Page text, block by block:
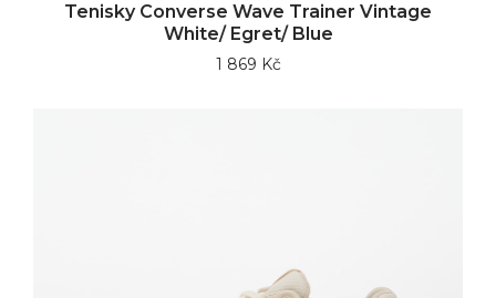
Tenisky Converse Wave Trainer Vintage
White/ Egret/ Blue
1 869 Kč